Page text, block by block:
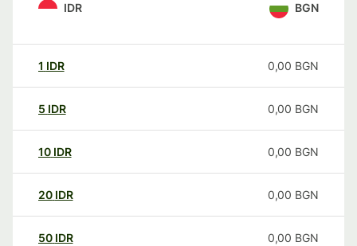
IDR BGN
1 IDR 0,00 BGN
5 IDR 0,00 BGN
10 IDR 0,00 BGN
20 IDR 0,00 BGN
50 IDR 0,00 BGN